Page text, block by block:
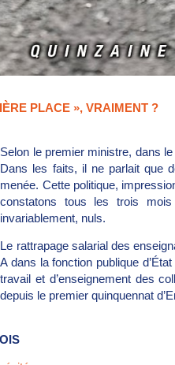
PLACE », VRAIMENT ?
Selon le premier ministre, dans
Dans les faits, il ne parlait que
menée. Cette politique,
constatons tous les trois
invariablement, nuls.
Le rattrapage salarial des
A dans la fonction publique
travail et d’enseignement des
depuis le premier quinquennat